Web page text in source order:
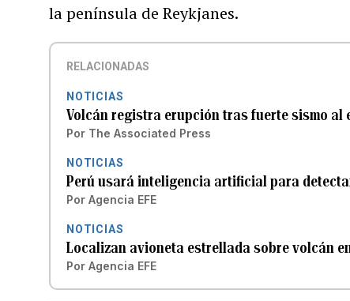
la península de Reykjanes.
RELACIONADAS
NOTICIAS
Volcán registra erupción tras fuerte sismo al
Por The Associated Press
NOTICIAS
Perú usará inteligencia artificial para
Por Agencia EFE
NOTICIAS
Localizan avioneta estrellada sobre volcán
Por Agencia EFE